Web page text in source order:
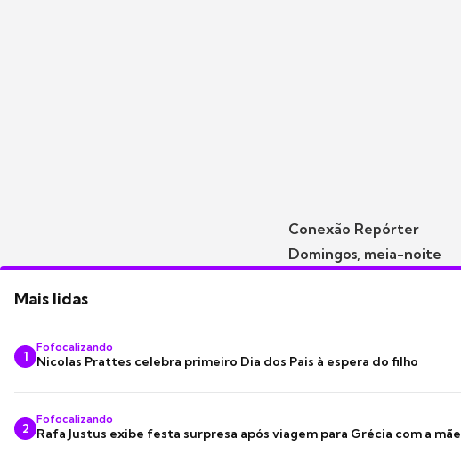
Conexão Repórter
Domingos, meia-noite
Mais lidas
1
Fofocalizando
Nicolas Prattes celebra primeiro Dia dos Pais à espera do filho
2
Fofocalizando
Rafa Justus exibe festa surpresa após viagem para Grécia com a mãe